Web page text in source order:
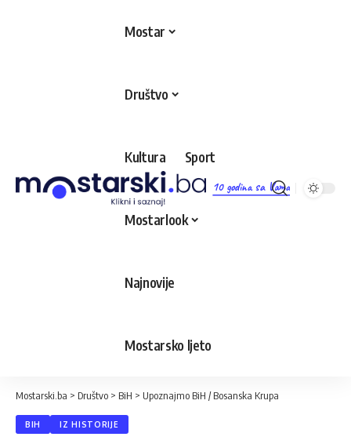
10 godina sa Vama
Mostar
Društvo
Kultura Sport
Mostarlook
Najnovije
Mostarsko ljeto
Mostarski.ba > Društvo > BiH > Upoznajmo BiH / Bosanska Krupa
BIH IZ HISTORIJE